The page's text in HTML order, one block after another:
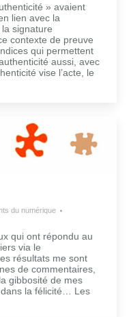
» avaient
lien avec la
signature
contexte de preuve
qui permettent
aussi, avec
vise l’acte, le
du numérique
qui ont répondu au
via le
résultats me sont
de commentaires,
gibbosité de mes
la félicité… Les